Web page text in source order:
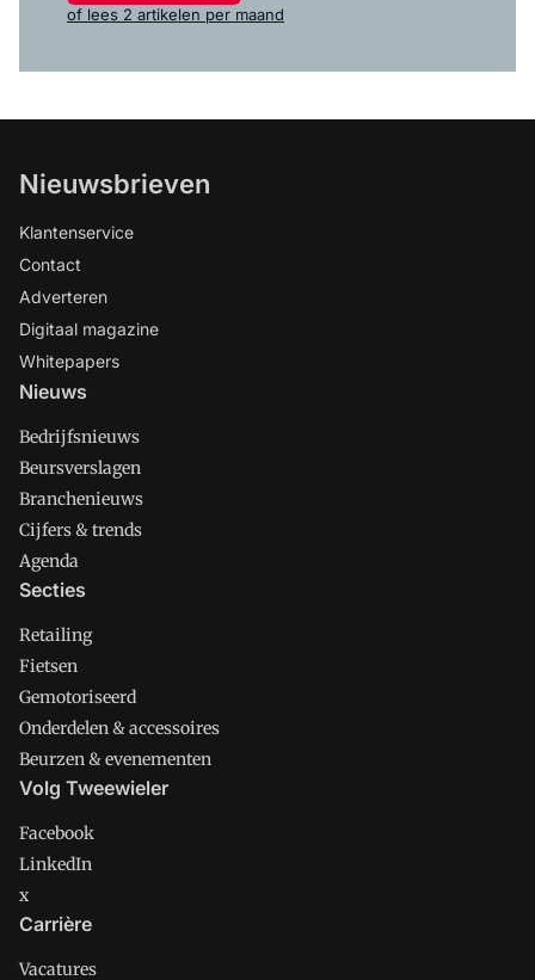
of lees 2 artikelen per maand
Nieuwsbrieven
Klantenservice
Contact
Adverteren
Digitaal magazine
Whitepapers
Nieuws
Bedrijfsnieuws
Beursverslagen
Branchenieuws
Cijfers & trends
Agenda
Secties
Retailing
Fietsen
Gemotoriseerd
Onderdelen & accessoires
Beurzen & evenementen
Volg Tweewieler
Facebook
LinkedIn
x
Carrière
Vacatures